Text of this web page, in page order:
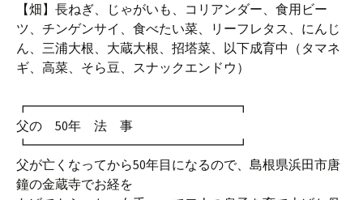
【畑】長ねぎ、じゃがいも、コリアンダー、食用ビー
ツ、チンゲンサイ、食べたい菜、リーフレタス、にんじ
ん、三浦大根、大蔵大根、招塔菜、以下成育中（タマネ
ギ、高菜、そら豆、スナックエンドウ）
┏━━━━━━━━━━━━━━━━┓
父の 50年 法 事
┗━━━━━━━━━━━━━━━━┛
父が亡くなってから50年目になるので、島根県浜田市唐
鐘の金蔵寺でお経を